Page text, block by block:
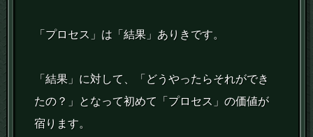
「プロセス」は「結果」ありきです。
「結果」に対して、「どうやったらそれができ
たの？」となって初めて「プロセス」の価値が
宿ります。